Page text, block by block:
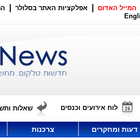
המייל האדום אפלקציות האתר בסלולר
לוח אירועים וכנסים שאלות
דעות ומחקרים צרכנות